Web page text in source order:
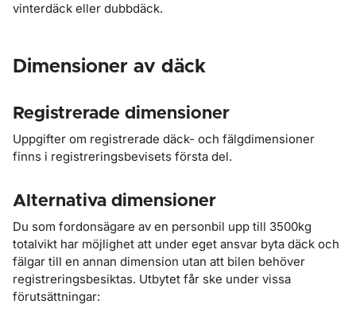
vinterdäck eller dubbdäck.
Dimensioner av däck
Registrerade dimensioner
Uppgifter om registrerade däck- och fälgdimensioner
finns i registreringsbevisets första del.
Alternativa dimensioner
Du som fordonsägare av en personbil upp till 3500kg
totalvikt har möjlighet att under eget ansvar byta däck och
fälgar till en annan dimension utan att bilen behöver
registreringsbesiktas. Utbytet får ske under vissa
förutsättningar: